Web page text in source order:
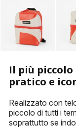
Il più
pratico e
Realizzato con
piccolo di tutti i
soprattutto se